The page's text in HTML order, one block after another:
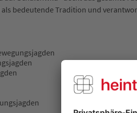
bedeutende Tradition und